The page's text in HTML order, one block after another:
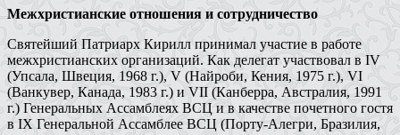
Межхристианские отношения и сотрудничество
Святейший Патриарх Кирилл принимал участие в работе
межхристианских организаций. Как делегат участвовал в IV
(Упсала, Швеция, 1968 г.), V (Найроби, Кения, 1975 г.), VI
(Ванкувер, Канада, 1983 г.) и VII (Канберра, Австралия, 1991
г.) Генеральных Ассамблеях ВСЦ и в качестве почетного гостя
в IX Генеральной Ассамблее ВСЦ (Порту-Алегри, Бразилия,